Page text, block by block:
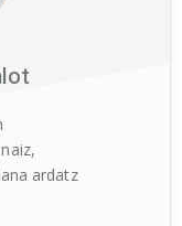
ardatz